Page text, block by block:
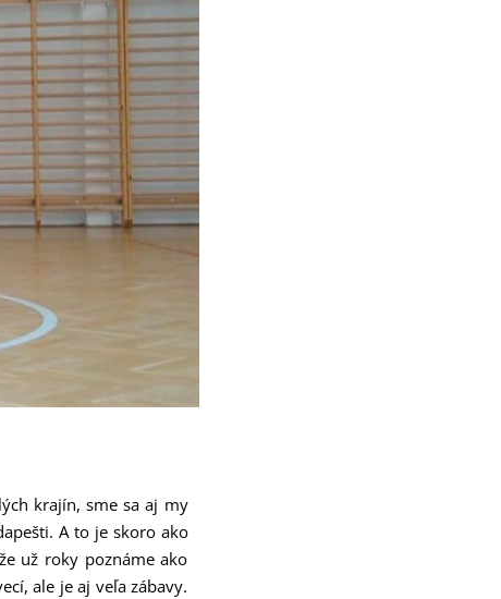
krajín, sme sa aj my
A to je skoro ako
už roky poznáme ako
ale je aj veľa zábavy.